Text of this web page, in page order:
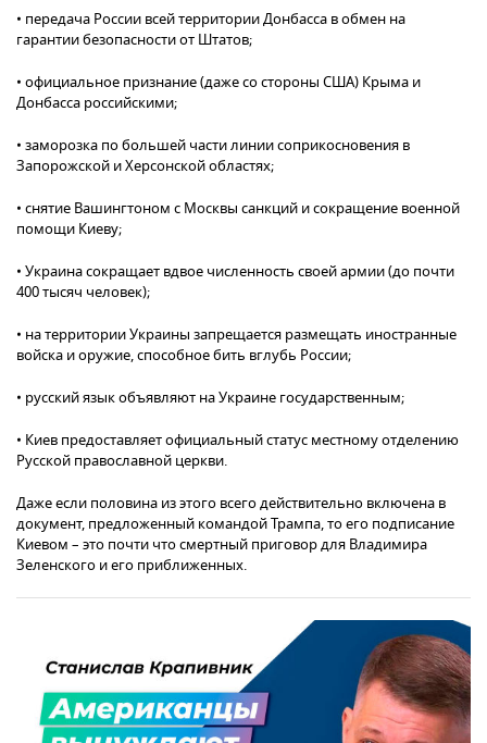
• передача России всей территории Донбасса в обмен на
гарантии безопасности от Штатов;
• официальное признание (даже со стороны США) Крыма и
Донбасса российскими;
• заморозка по большей части линии соприкосновения в
Запорожской и Херсонской областях;
• снятие Вашингтоном с Москвы санкций и сокращение военной
помощи Киеву;
• Украина сокращает вдвое численность своей армии (до почти
400 тысяч человек);
• на территории Украины запрещается размещать иностранные
войска и оружие, способное бить вглубь России;
• русский язык объявляют на Украине государственным;
• Киев предоставляет официальный статус местному отделению
Русской православной церкви.
Даже если половина из этого всего действительно включена в
документ, предложенный командой Трампа, то его подписание
Киевом – это почти что смертный приговор для Владимира
Зеленского и его приближенных.